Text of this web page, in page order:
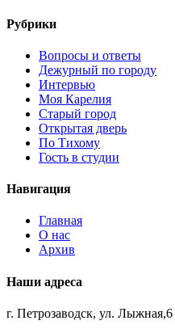
Рубрики
Вопросы и ответы
Дежурный по городу
Интервью
Моя Карелия
Старый город
Открытая дверь
По Тихому
Гость в студии
Навигация
Главная
О нас
Архив
Наши адреса
г. Петрозаводск, ул. Лыжная,6